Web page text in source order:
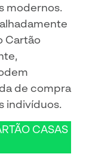
modernos.
Cartão
de compra
indivíduos.
CASAS